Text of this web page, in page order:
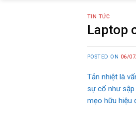
TIN TỨC
Laptop
POSTED ON 06/
Tản nhiệt là
sự cố như sập
mẹo hữu hiệu